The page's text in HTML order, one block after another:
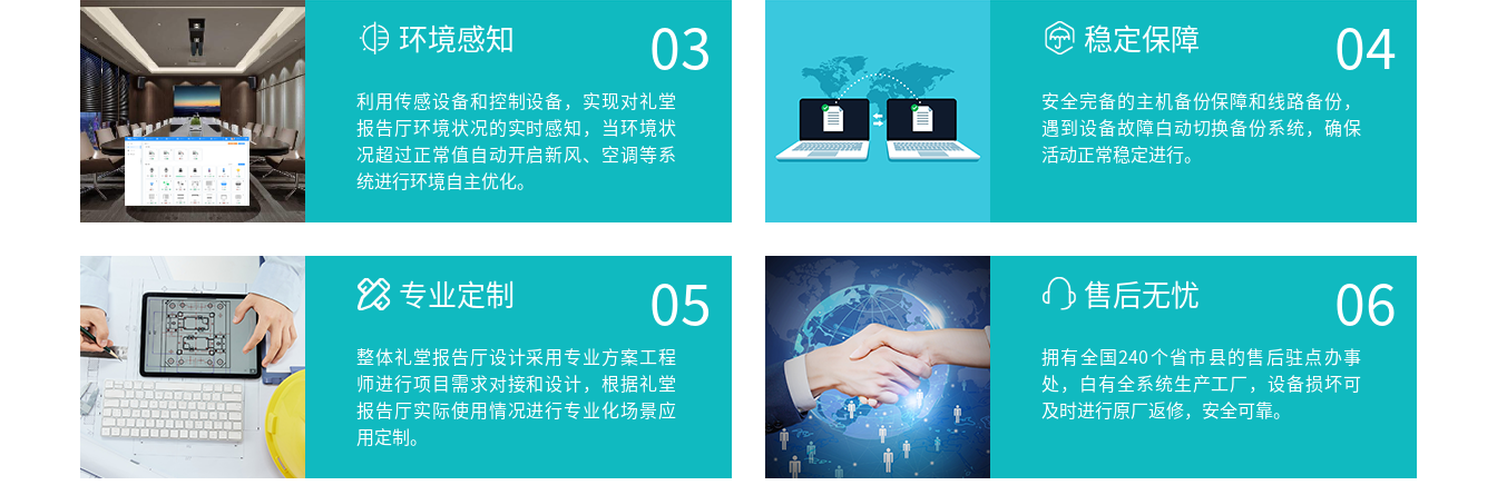
环境感知
利用传感设备和控制设备，实现对礼堂
报告厅环境状况的实时感知，当环境状
况超过正常值自动开启新风、空调等系
统进行环境自主优化。
稳定保障
安全完备的主机备份保障和线路备份，
遇到设备故障白动切换备份系统，确保
活动正常稳定进行。
专业定制
整体礼堂报告厅设计采用专业方案工程
师进行项目需求对接和设计，根据礼堂
报告厅实际使用情况进行专业化场景应
用定制。
售后无忧
拥有全国240个省市县的售后驻点办事
处，白有全系统生产工厂，设备损坏可
及时进行原厂返修，安全可靠。